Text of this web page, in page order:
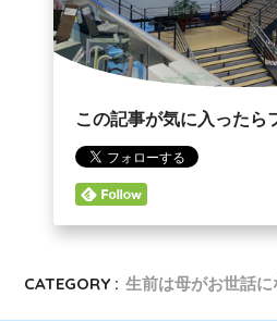
この記事が気に入ったら
CATEGORY : 生前は母がお世話